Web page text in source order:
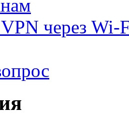
VPN через Wi-